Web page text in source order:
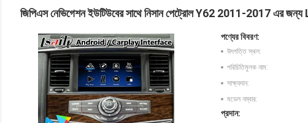
জিপিএস নেভিগেশন ইউটিউবের সাথে নিসান পেট্রোল Y62 2011-2017 এর
পণ্যের বিবরণ:
উৎপত্তি স্থল:
পরিচিতিমুলক নাম:
সাক্ষ্যদান:
মডেল নম্বার:
প্রদান: